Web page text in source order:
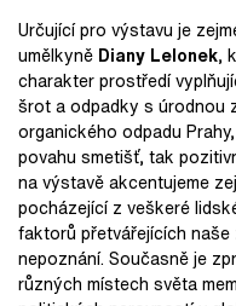
Určující pro výstavu je
umělkyně Diany Lelonek,
charakter prostředí
šrot a odpadky s úrodnou
organického odpadu
povahu smetišť, tak
na výstavě akcentujeme
pocházející z veškeré
faktorů přetvářejících
nepoznání. Současně je
různých místech světa